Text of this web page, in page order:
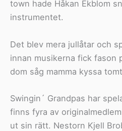
town hade Håkan Ekblom
instrumentet.
Det blev mera jullåtar och
innan musikerna fick fason
dom såg mamma kyssa
Swingin´ Grandpas har
finns fyra av
ut sin rätt. Nestorn Kjell